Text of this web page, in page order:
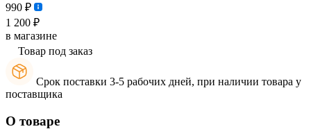
990 ₽
1 200 ₽
в магазине
Товар под заказ
Срок поставки 3-5 рабочих дней, при наличии товара у
поставщика
О товаре